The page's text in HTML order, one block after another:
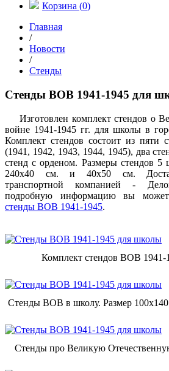
Корзина (0)
Главная
/
Новости
/
Стенды
Стенды ВОВ 1941-1945 для
Изготовлен комплект стендов о
войне 1941-1945 гг. для школы в
Комплект стендов состоит из пяти
(1941, 1942, 1943, 1944, 1945), два
стенд с орденом. Размеры стендов
240х40 см. и 40х50 см.
транспортной компанией -
подробную информацию вы
стенды ВОВ 1941-1945.
Комплект стендов ВОВ 1941-
Стенды ВОВ в школу. Размер
Стенды про Великую